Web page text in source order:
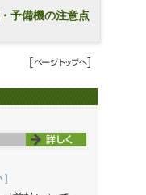
予備機の注意点